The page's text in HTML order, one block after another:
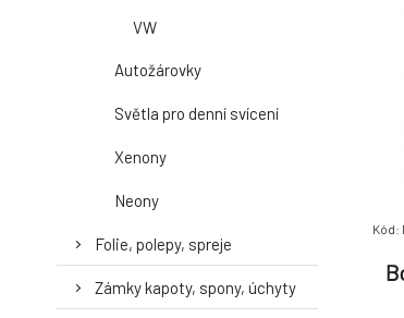
VW
Autožárovky
Světla pro denní svícení
Xenony
Neony
Folie, polepy, spreje
Zámky kapoty, spony, úchyty
Kód: